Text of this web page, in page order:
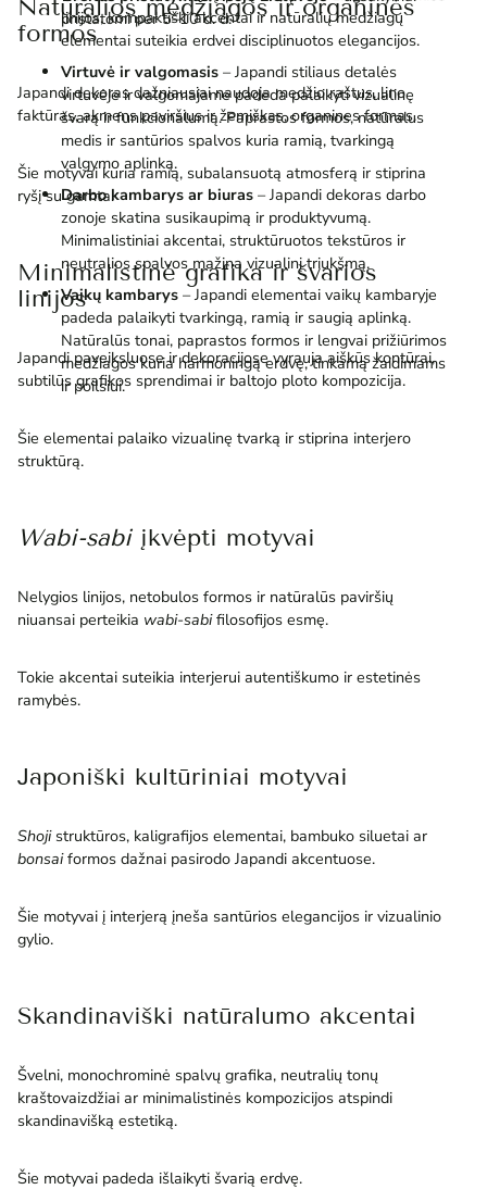
pristatomi per 5–10 d. d.
linijos, kompaktiški akcentai ir natūralių medžiagų
elementai suteikia erdvei disciplinuotos elegancijos.
Virtuvė ir valgomasis – Japandi stiliaus detalės
virtuvėje ir valgomajame padeda palaikyti vizualinę
švarą ir funkcionalumą. Paprastos formos, natūralus
medis ir santūrios spalvos kuria ramią, tvarkingą
valgymo aplinką.
Darbo kambarys ar biuras – Japandi dekoras darbo
zonoje skatina susikaupimą ir produktyvumą.
Minimalistiniai akcentai, struktūruotos tekstūros ir
neutralios spalvos mažina vizualinį triukšmą.
Vaikų kambarys – Japandi elementai vaikų kambaryje
padeda palaikyti tvarkingą, ramią ir saugią aplinką.
Natūralūs tonai, paprastos formos ir lengvai prižiūrimos
medžiagos kuria harmoningą erdvę, tinkamą žaidimams
ir poilsiui.
Natūralios medžiagos ir organinės
formos
Japandi dekoras dažniausiai naudoja medžio raštus, lino
faktūras, akmens paviršius ir žemiškas, organines formas.
Šie motyvai kuria ramią, subalansuotą atmosferą ir stiprina
ryšį su gamta.
Minimalistinė grafika ir švarios
linijos
Japandi paveiksluose ir dekoracijose vyrauja aiškūs kontūrai,
subtilūs grafikos sprendimai ir baltojo ploto kompozicija.
Šie elementai palaiko vizualinę tvarką ir stiprina interjero
struktūrą.
Wabi-sabiįkvėpti motyvai
Nelygios linijos, netobulos formos ir natūralūs paviršių
niuansai perteikia wabi-sabifilosofijos esmę.
Tokie akcentai suteikia interjerui autentiškumo ir estetinės
ramybės.
Japoniški kultūriniai motyvai
Shojistruktūros, kaligrafijos elementai, bambuko siluetai ar
bonsaiformos dažnai pasirodo Japandi akcentuose.
Šie motyvai į interjerą įneša santūrios elegancijos ir vizualinio
gylio.
Skandinaviški natūralumo akcentai
Švelni, monochrominė spalvų grafika, neutralių tonų
kraštovaizdžiai ar minimalistinės kompozicijos atspindi
skandinavišką estetiką.
Šie motyvai padeda išlaikyti švarią erdvę.